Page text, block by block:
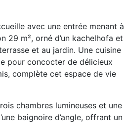
avec une entrée menant à
29 m², orné d’un kachelhofa et
et au jardin. Une cuisine
pour concocter de délicieux
complète cet espace de vie
chambres lumineuses et une
baignoire d’angle, offrant un